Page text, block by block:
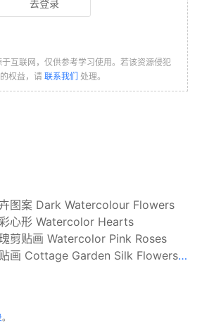
去登录
互联网，仅供参考学习使用。若该资源侵犯
权益，请联系我们 处理。
图案 Dark Watercolour Flowers
心形 Watercolor Hearts
剪贴画 Watercolor Pink Roses
Cottage Garden Silk Flowers Graphics
。